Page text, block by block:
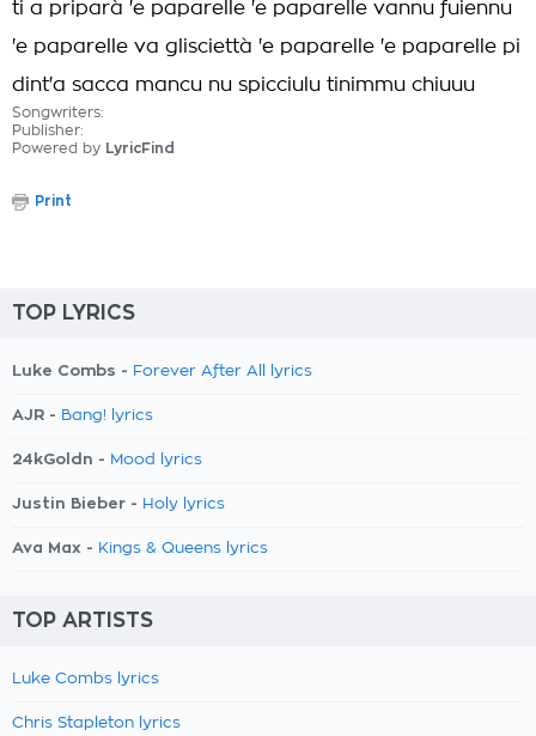
ti a priparà 'e paparelle 'e paparelle vannu fuiennu
'e paparelle va glisciettà 'e paparelle 'e paparelle pi
dint'a sacca mancu nu spicciulu tinimmu chiuuu
Songwriters:
Publisher:
Powered by LyricFind
Print
TOP LYRICS
Luke Combs - Forever After All lyrics
AJR - Bang! lyrics
24kGoldn - Mood lyrics
Justin Bieber - Holy lyrics
Ava Max - Kings & Queens lyrics
TOP ARTISTS
Luke Combs lyrics
Chris Stapleton lyrics